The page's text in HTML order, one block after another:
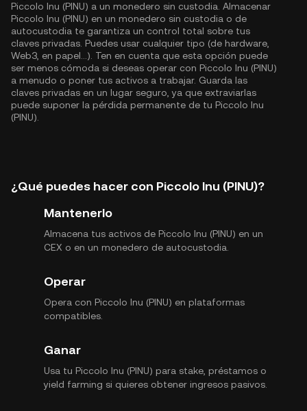
Piccolo Inu (PINU) a un monedero sin custodia. Almacenar
Piccolo Inu (PINU) en un monedero sin custodia o de
autocustodia te garantiza un control total sobre tus
claves privadas. Puedes usar cualquier tipo (de hardware,
Web3, en papel...). Ten en cuenta que esta opción puede
ser menos cómoda si deseas operar con Piccolo Inu (PINU)
a menudo o poner tus activos a trabajar. Guarda las
claves privadas en un lugar seguro, ya que extraviarlas
puede suponer la pérdida permanente de tu Piccolo Inu
(PINU).
¿Qué puedes hacer con Piccolo Inu (PINU)?
Mantenerlo
Almacena tus activos de Piccolo Inu (PINU) en un
CEX o en un monedero de autocustodia.
Operar
Opera con Piccolo Inu (PINU) en plataformas
compatibles.
Ganar
Usa tu Piccolo Inu (PINU) para stake, préstamos o
yield farming si quieres obtener ingresos pasivos.